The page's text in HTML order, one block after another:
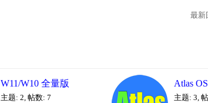
最新
W11/W10 全量版
主题: 2, 帖数: 7
Atlas OS
主题: 3,